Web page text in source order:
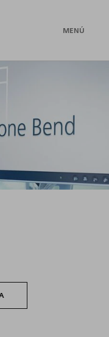
MENÚ